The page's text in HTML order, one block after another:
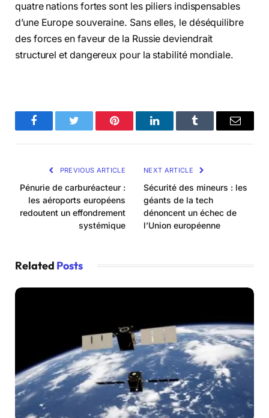
quatre nations fortes sont les piliers indispensables
d’une Europe souveraine. Sans elles, le déséquilibre
des forces en faveur de la Russie deviendrait
structurel et dangereux pour la stabilité mondiale.
FacebookTwitter Pinterest LinkedInTumblr Email
PREVIOUS ARTICLE
Pénurie de carburéacteur :
les aéroports européens
redoutent un effondrement
systémique
NEXT ARTICLE
Sécurité des mineurs : les
géants de la tech
dénoncent un échec de
l’Union européenne
Related Posts